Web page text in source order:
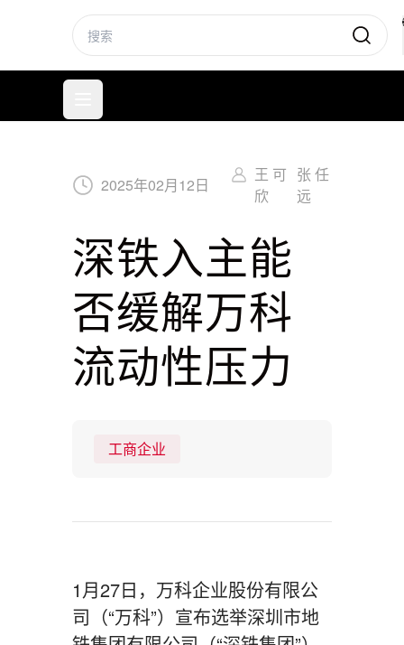
标普信评
2025年02月12日
王 可
欣
张 任
远
深铁入主能
否缓解万科
流动性压力
工商企业
1月27日，万科企业股份有限公
司（“万科”）宣布选举深圳市地